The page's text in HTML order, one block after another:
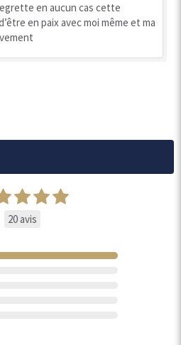
en aucun cas cette
en paix avec moi même et ma
20 avis